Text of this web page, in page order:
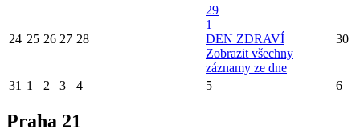
24 25 26 27 28
29
1
DEN ZDRAVÍ
Zobrazit všechny
záznamy ze dne
30
31 1 2 3 4 5 6
Praha 21